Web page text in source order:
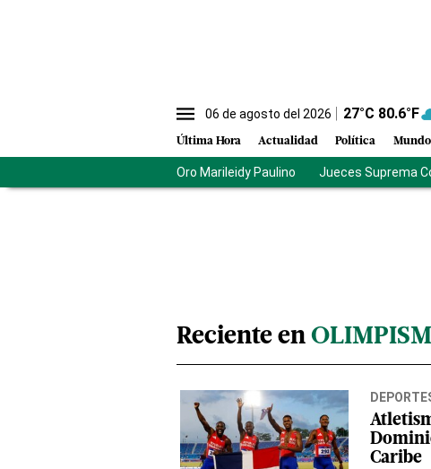
06 de agosto del 2026 27°C 80.6°F
Última Hora Actualidad Política Mundo
Oro Marileidy Paulino Jueces Suprema
Reciente en
Caribe